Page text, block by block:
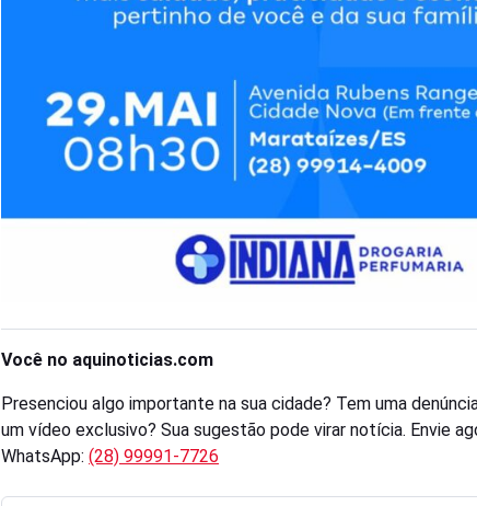
Você no aquinoticias.com
Presenciou algo importante na sua cidade? Tem uma
um vídeo exclusivo? Sua sugestão pode virar notícia. Envie
WhatsApp: (28) 99991-7726